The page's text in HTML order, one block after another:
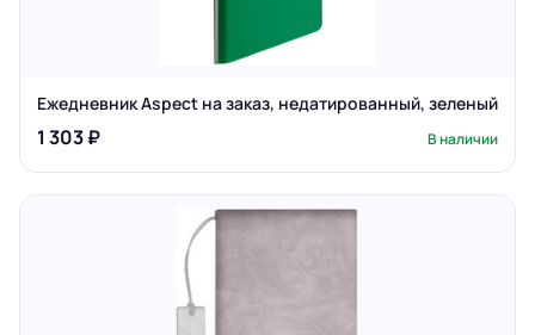
Ежедневник Aspect на заказ, недатированный, зеленый
1 303 ₽ В наличии